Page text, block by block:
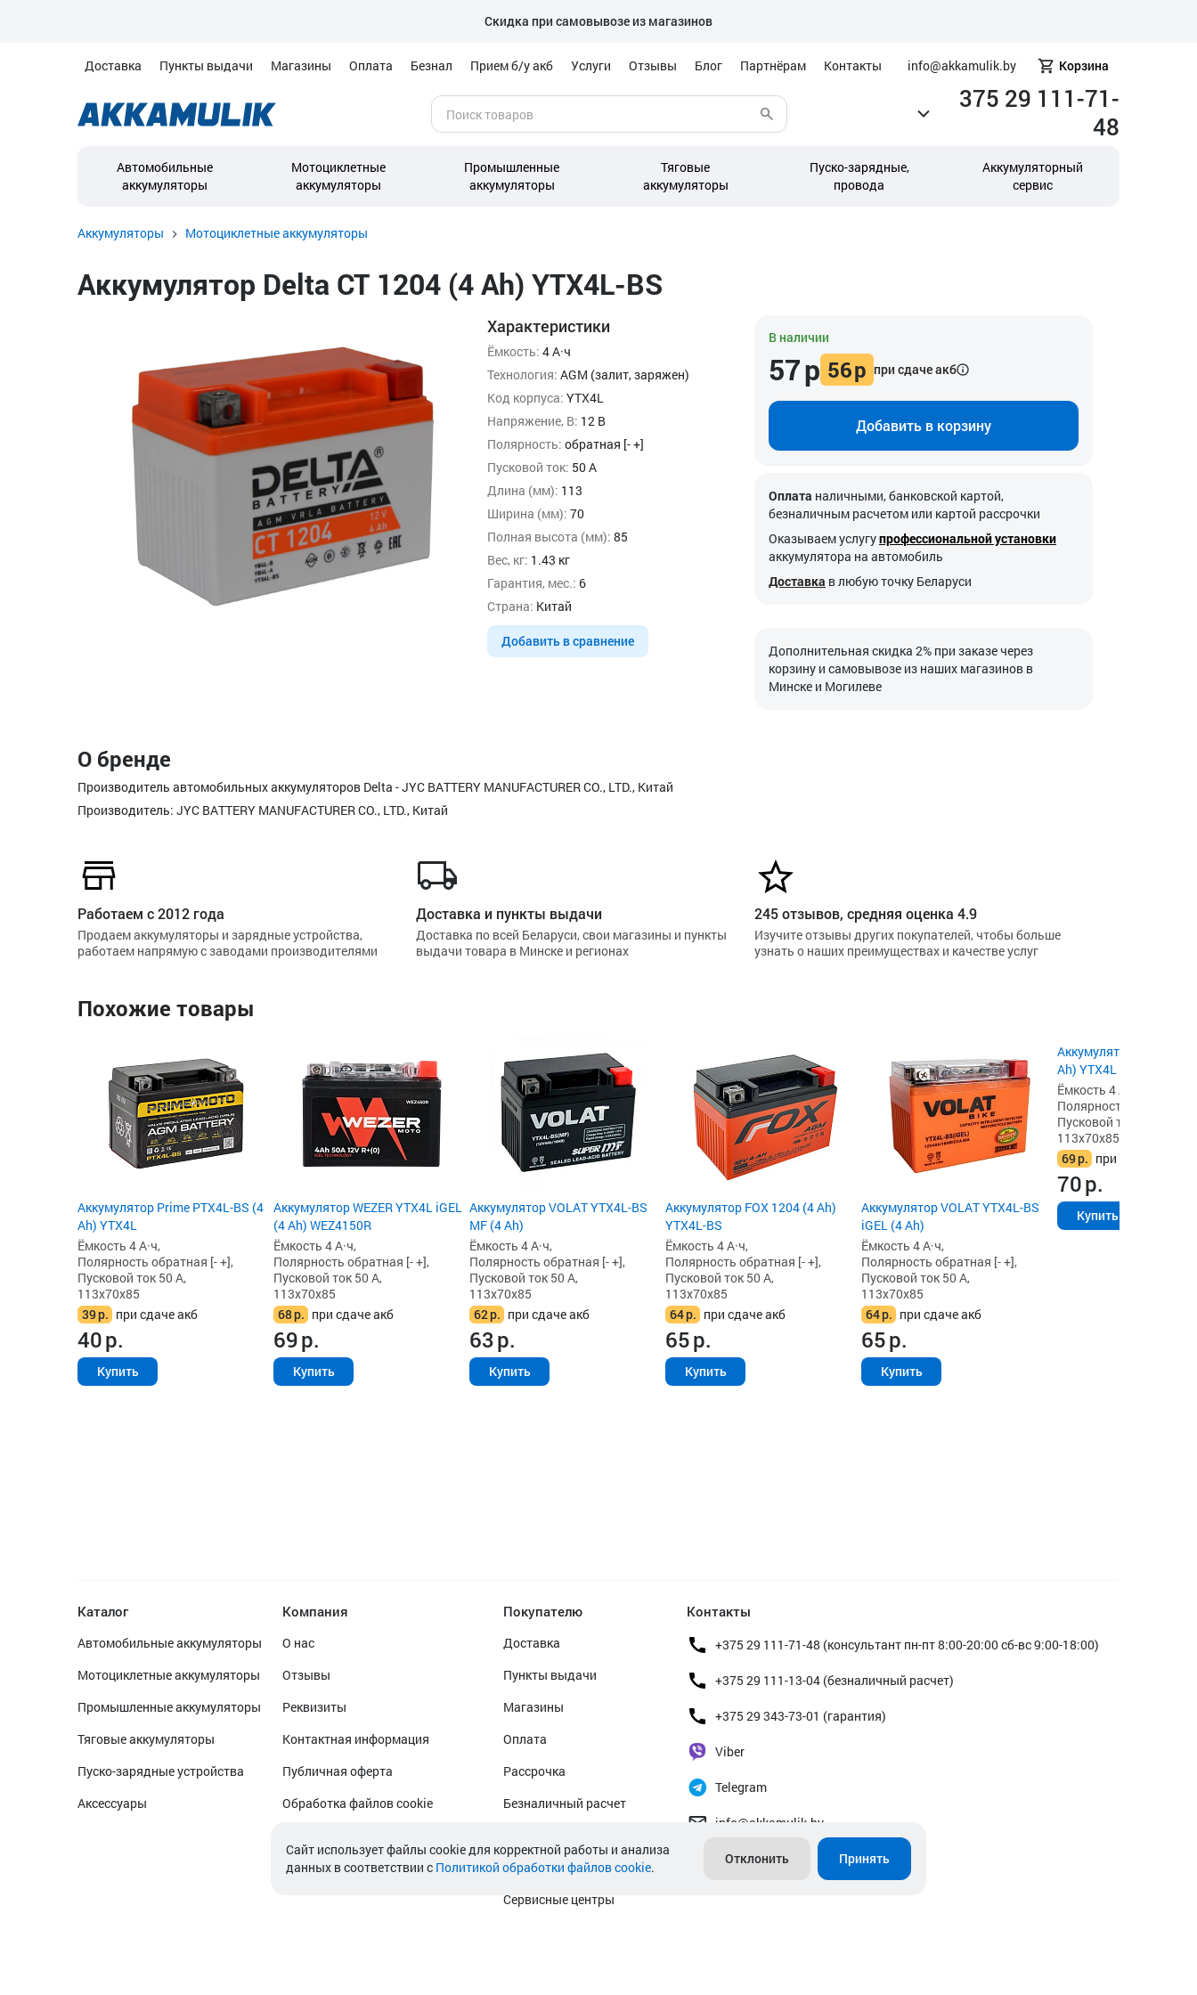
Скидка при самовывозе из магазинов
Доставка Пункты выдачи Магазины Оплата Безнал Прием б/у акб Услуги Отзывы Блог Партнёрам Контакты info@akkamulik.by Корзина
375 29 111-71-
48
Автомобильные
аккумуляторы
Мотоциклетные
аккумуляторы
Промышленные
аккумуляторы
Тяговые
аккумуляторы
Пуско-зарядные,
провода
Аккумуляторный
сервис
Аккумуляторы Мотоциклетные аккумуляторы
Аккумулятор Delta CT 1204 (4 Ah) YTX4L-BS
Характеристики
Ёмкость: 4 А·ч
Технология: AGM (залит, заряжен)
Код корпуса: YTX4L
Напряжение, В: 12 В
Полярность: обратная [- +]
Пусковой ток: 50 А
Длина (мм): 113
Ширина (мм): 70
Полная высота (мм): 85
Вес, кг: 1.43 кг
Гарантия, мес.: 6
Страна: Китай
Добавить в сравнение
В наличии
57р 56р при сдаче акб
Добавить в корзину
Оплата наличными, банковской картой,
безналичным расчетом или картой рассрочки
Оказываем услугупрофессиональной установки
аккумулятора на автомобиль
Доставка в любую точку Беларуси
Дополнительная скидка 2% при заказе через
корзину и самовывозе из наших магазинов в
Минске и Могилеве
О бренде
Производитель автомобильных аккумуляторов Delta - JYC BATTERY MANUFACTURER CO., LTD., Китай
Производитель: JYC BATTERY MANUFACTURER CO., LTD., Китай
Работаем с 2012 года
Продаем аккумуляторы и зарядные устройства,
работаем напрямую с заводами производителями
Доставка и пункты выдачи
Доставка по всей Беларуси, свои магазины и пункты
выдачи товара в Минске и регионах
245 отзывов, средняя оценка 4.9
Изучите отзывы других покупателей, чтобы больше
узнать о наших преимуществах и качестве услуг
Похожие товары
Аккумулятор Prime PTX4L-BS (4
Ah) YTX4L
Ёмкость 4 А·ч,
Полярность обратная [- +],
Пусковой ток 50 А,
113x70x85
39р. при сдаче акб
40р.
Купить
Аккумулятор WEZER YTX4L iGEL
(4 Ah) WEZ4150R
Ёмкость 4 А·ч,
Полярность обратная [- +],
Пусковой ток 50 А,
113x70x85
68р. при сдаче акб
69р.
Купить
Аккумулятор VOLAT YTX4L-BS
MF (4 Ah)
Ёмкость 4 А·ч,
Полярность обратная [- +],
Пусковой ток 50 А,
113x70x85
62р. при сдаче акб
63р.
Купить
Аккумулятор FOX 1204 (4 Ah)
YTX4L-BS
Ёмкость 4 А·ч,
Полярность обратная [- +],
Пусковой ток 50 А,
113x70x85
64р. при сдаче акб
65р.
Купить
Аккумулятор VOLAT YTX4L-BS
iGEL (4 Ah)
Ёмкость 4 А·ч,
Полярность обратная [- +],
Пусковой ток 50 А,
113x70x85
64р. при сдаче акб
65р.
Купить
Аккумулятор Sparta
Ah) YTX4L
Ёмкость 4 А·ч,
Полярность обратная
Пусковой ток 50 А,
113x70x85
69р. при сдаче акб
70р.
Купить
Каталог
Автомобильные аккумуляторы
Мотоциклетные аккумуляторы
Промышленные аккумуляторы
Тяговые аккумуляторы
Пуско-зарядные устройства
Аксессуары
Компания
О нас
Отзывы
Реквизиты
Контактная информация
Публичная оферта
Обработка файлов cookie
Покупателю
Доставка
Пункты выдачи
Магазины
Оплата
Рассрочка
Безналичный расчет
Гарантийное обслуживание
Сервисные центры
Контакты
+375 29 111-71-48 (консультант пн-пт 8:00-20:00 сб-вс 9:00-18:00)
+375 29 111-13-04 (безналичный расчет)
+375 29 343-73-01 (гарантия)
Viber
Telegram
info@akkamulik.by
Cайт использует файлы cookie для корректной работы и анализа
данных в соответствии с Политикой обработки файлов cookie.
Отклонить Принять